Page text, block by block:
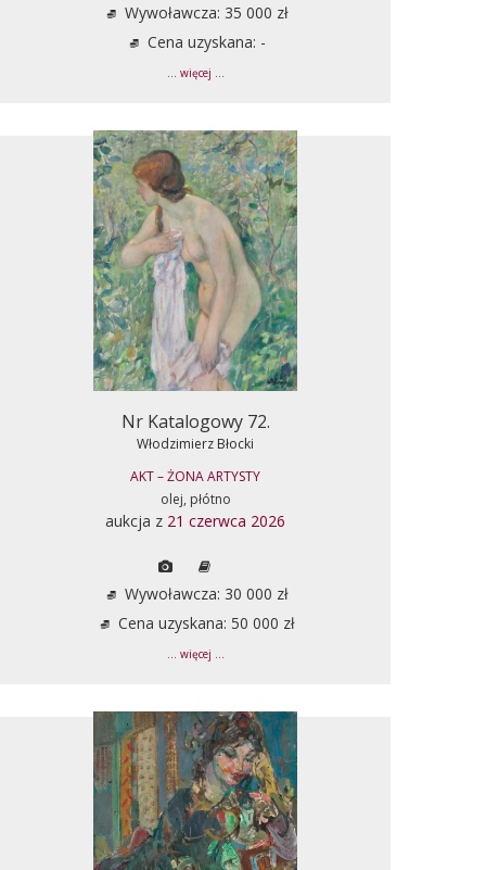
Wywoławcza: 35 000 zł
Cena uzyskana: -
... więcej ...
Nr Katalogowy 72.
Włodzimierz Błocki
AKT – ŻONA ARTYSTY
olej, płótno
aukcja z 21 czerwca 2026
Wywoławcza: 30 000 zł
Cena uzyskana: 50 000 zł
... więcej ...